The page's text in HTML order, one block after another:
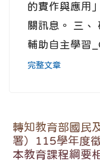
的實作與應用
關訊息。 三、
輔助自主學習
完整文章
轉知教育部國民
署）115學年度
本教育課程綱要